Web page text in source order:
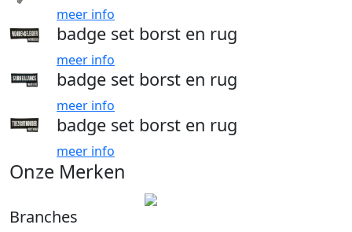
meer info
badge set borst en rug
meer info
badge set borst en rug
meer info
badge set borst en rug
meer info
Onze Merken
Branches